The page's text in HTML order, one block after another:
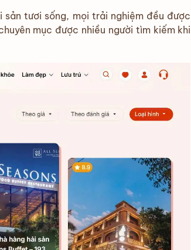
tươi sống, mọi trải nghiệm đều được
mục được nhiều người tìm kiếm khi